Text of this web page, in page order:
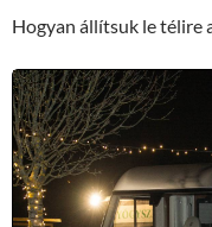
Hogyan állítsuk le télire